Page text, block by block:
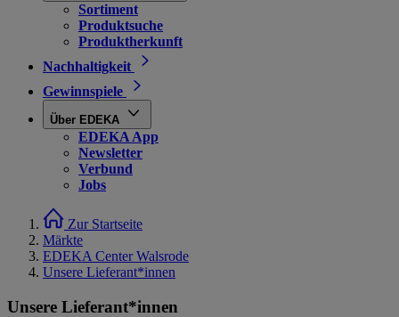
Sortiment
Produktsuche
Produktherkunft
Nachhaltigkeit
Gewinnspiele
Über EDEKA
EDEKA App
Newsletter
Verbund
Jobs
Zur Startseite
Märkte
EDEKA Center Walsrode
Unsere Lieferant*innen
Unsere Lieferant*innen